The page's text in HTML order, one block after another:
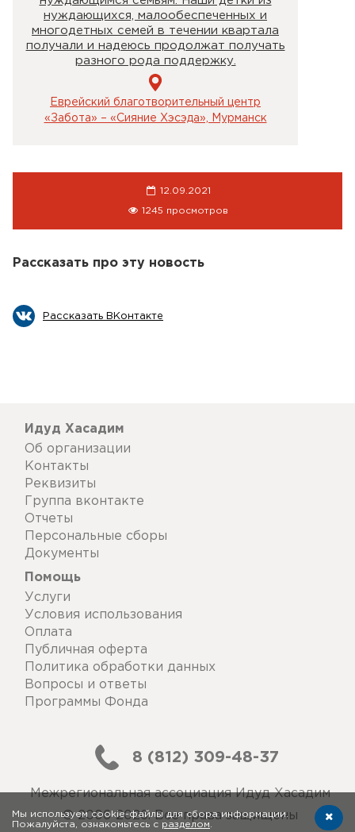
нуждающихся, малообеспеченных и
многодетных семей в течении квартала
получали и надеюсь продолжат получать
разного рода поддержку.
Еврейский благотворительный центр
«Забота» – «Сияние Хэсэда», Мурманск
12.09.2021
1245 просмотров
Рассказать про эту новость
Рассказать ВКонтакте
Идуд Хасадим
Об организации
Контакты
Реквизиты
Группа вконтакте
Отчеты
Персональные сборы
Документы
Помощь
Услуги
Условия использования
Оплата
Публичная оферта
Политика обработки данных
Вопросы и ответы
Программы Фонда
Межрегиональная ассоциация Идуд Хасадим
© 2006-2026. Все права защищены
8 (812) 309-48-37
Мы используем cookie-файлы для сбора информации.
Пожалуйста, ознакомьтесь с разделом